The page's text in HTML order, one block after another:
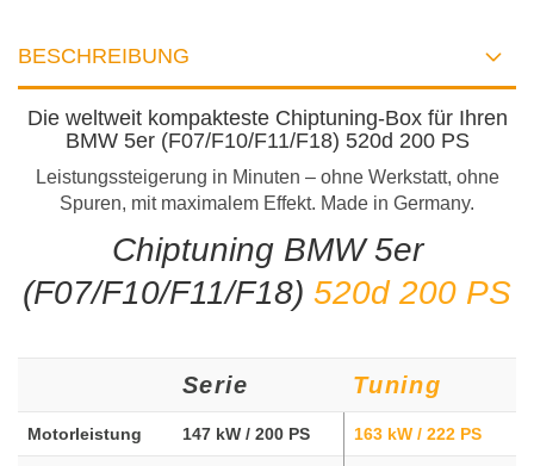
BESCHREIBUNG
Die weltweit kompakteste Chiptuning-Box für Ihren
BMW 5er (F07/F10/F11/F18) 520d 200 PS
Leistungssteigerung in Minuten – ohne Werkstatt, ohne
Spuren, mit maximalem Effekt. Made in Germany.
Chiptuning BMW 5er
(F07/F10/F11/F18) 520d 200 PS
Serie Tuning
Motorleistung 147 kW / 200 PS 163 kW / 222 PS